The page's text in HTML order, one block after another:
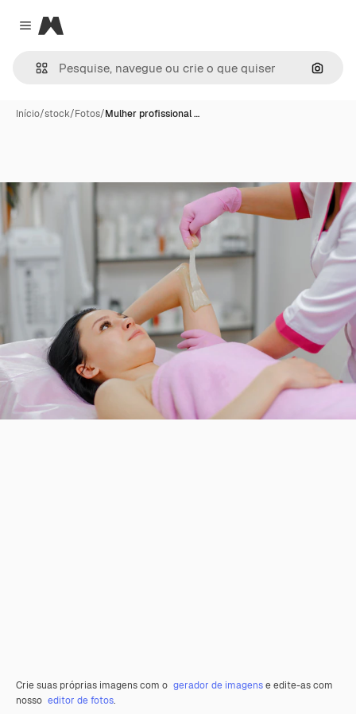
Close menu
Magnific
Início/stock/Fotos/Mulher profissional …
Crie suas próprias imagens com o gerador de imagense edite-as com
nosso editor de fotos.